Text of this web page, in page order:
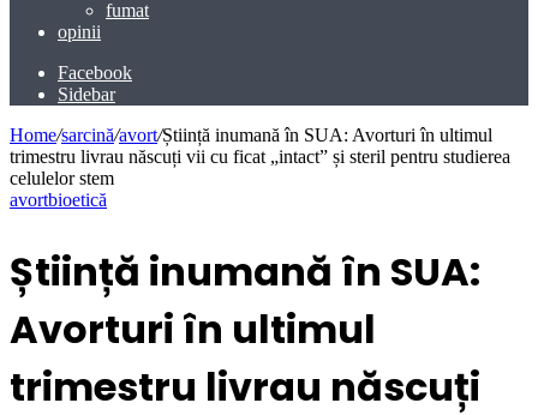
fumat
opinii
Facebook
Sidebar
Home/sarcină/avort/Știință inumană în SUA: Avorturi în ultimul
trimestru livrau născuți vii cu ficat „intact” și steril pentru studierea
celulelor stem
avortbioetică
Știință inumană în SUA:
Avorturi în ultimul
trimestru livrau născuți